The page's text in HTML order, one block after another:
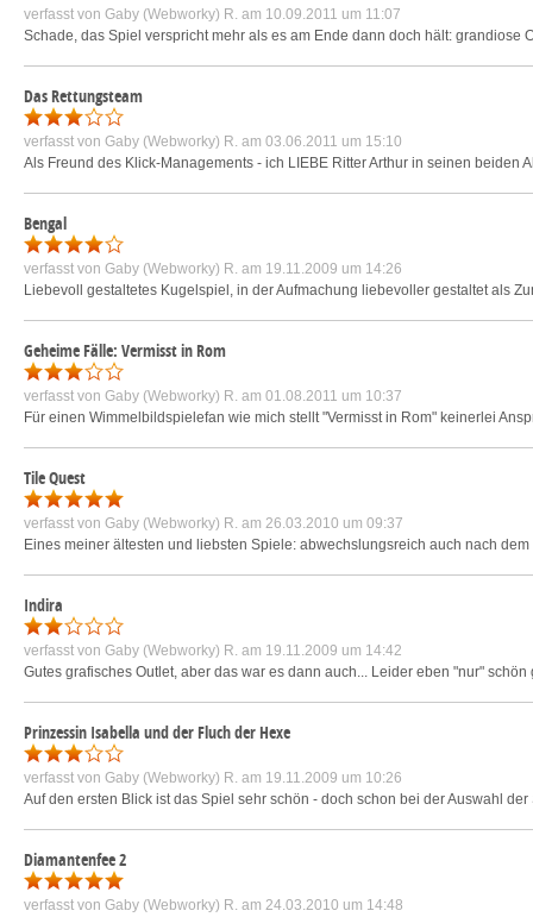
verfasst von Gaby (Webworky) R. am 10.09.2011 um 11:07
Schade, das Spiel verspricht mehr als es am Ende dann doch hält:
Das Rettungsteam
verfasst von Gaby (Webworky) R. am 03.06.2011 um 15:10
Als Freund des Klick-Managements - ich LIEBE Ritter Arthur in seinen
Bengal
verfasst von Gaby (Webworky) R. am 19.11.2009 um 14:26
Liebevoll gestaltetes Kugelspiel, in der Aufmachung liebevoller gestaltet als
Geheime Fälle: Vermisst in Rom
verfasst von Gaby (Webworky) R. am 01.08.2011 um 10:37
Für einen Wimmelbildspielefan wie mich stellt "Vermisst in Rom" keinerlei
Tile Quest
verfasst von Gaby (Webworky) R. am 26.03.2010 um 09:37
Eines meiner ältesten und liebsten Spiele: abwechslungsreich auch nach
Indira
verfasst von Gaby (Webworky) R. am 19.11.2009 um 14:42
Gutes grafisches Outlet, aber das war es dann auch... Leider eben "nur"
Prinzessin Isabella und der Fluch der Hexe
verfasst von Gaby (Webworky) R. am 19.11.2009 um 10:26
Auf den ersten Blick ist das Spiel sehr schön - doch schon bei der Auswahl
Diamantenfee 2
verfasst von Gaby (Webworky) R. am 24.03.2010 um 14:48